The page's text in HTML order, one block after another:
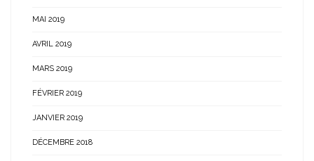
MAI 2019
AVRIL 2019
MARS 2019
FÉVRIER 2019
JANVIER 2019
DÉCEMBRE 2018